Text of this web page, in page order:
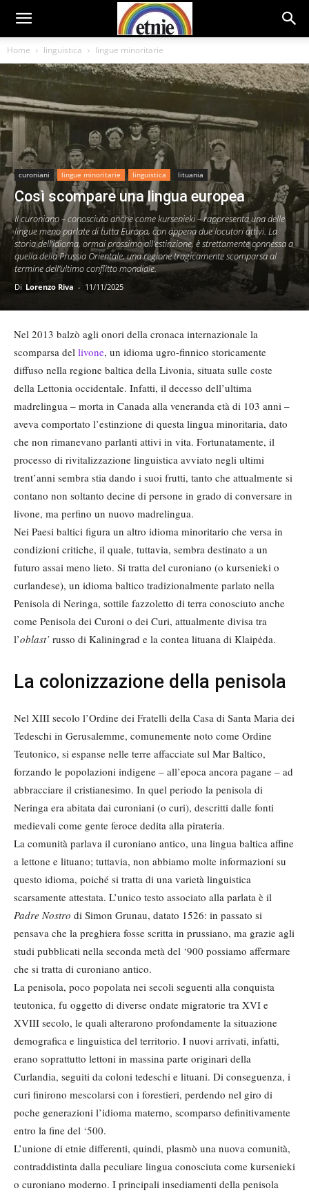
Home linguistica lingue minoritarie
curoniani lingue minoritarie linguistica lituania
Così scompare una lingua europea
Il curoniano – conosciuto anche come kursenieki – rappresenta una delle
lingue meno parlate di tutta Europa, con appena due locutori attivi. La
storia dell’idioma, ormai prossimo all’estinzione, è strettamente connessa a
quella della Prussia Orientale, una regione tragicamente scomparsa al
termine dell’ultimo conflitto mondiale.
Di Lorenzo Riva - 11/11/2025
Nel 2013 balzò agli onori della cronaca internazionale la
scomparsa del livone, un idioma ugro-finnico storicamente
diffuso nella regione baltica della Livonia, situata sulle coste
della Lettonia occidentale. Infatti, il decesso dell’ultima
madrelingua – morta in Canada alla veneranda età di 103 anni –
aveva comportato l’estinzione di questa lingua minoritaria, dato
che non rimanevano parlanti attivi in vita. Fortunatamente, il
processo di rivitalizzazione linguistica avviato negli ultimi
trent’anni sembra stia dando i suoi frutti, tanto che attualmente si
contano non soltanto decine di persone in grado di conversare in
livone, ma perfino un nuovo madrelingua.
Nei Paesi baltici figura un altro idioma minoritario che versa in
condizioni critiche, il quale, tuttavia, sembra destinato a un
futuro assai meno lieto. Si tratta del curoniano (o kursenieki o
curlandese), un idioma baltico tradizionalmente parlato nella
Penisola di Neringa, sottile fazzoletto di terra conosciuto anche
come Penisola dei Curoni o dei Curi, attualmente divisa tra
l’oblast’ russo di Kaliningrad e la contea lituana di Klaipėda.
La colonizzazione della penisola
Nel XIII secolo l’Ordine dei Fratelli della Casa di Santa Maria dei
Tedeschi in Gerusalemme, comunemente noto come Ordine
Teutonico, si espanse nelle terre affacciate sul Mar Baltico,
forzando le popolazioni indigene – all’epoca ancora pagane – ad
abbracciare il cristianesimo. In quel periodo la penisola di
Neringa era abitata dai curoniani (o curi), descritti dalle fonti
medievali come gente feroce dedita alla pirateria.
La comunità parlava il curoniano antico, una lingua baltica affine
a lettone e lituano; tuttavia, non abbiamo molte informazioni su
questo idioma, poiché si tratta di una varietà linguistica
scarsamente attestata. L’unico testo associato alla parlata è il
Padre Nostro di Simon Grunau, datato 1526: in passato si
pensava che la preghiera fosse scritta in prussiano, ma grazie agli
studi pubblicati nella seconda metà del ‘900 possiamo affermare
che si tratta di curoniano antico.
La penisola, poco popolata nei secoli seguenti alla conquista
teutonica, fu oggetto di diverse ondate migratorie tra XVI e
XVIII secolo, le quali alterarono profondamente la situazione
demografica e linguistica del territorio. I nuovi arrivati, infatti,
erano soprattutto lettoni in massina parte originari della
Curlandia, seguiti da coloni tedeschi e lituani. Di conseguenza, i
curi finirono mescolarsi con i forestieri, perdendo nel giro di
poche generazioni l’idioma materno, scomparso definitivamente
entro la fine del ‘500.
L’unione di etnie differenti, quindi, plasmò una nuova comunità,
contraddistinta dalla peculiare lingua conosciuta come kursenieki
o curoniano moderno. I principali insediamenti della penisola